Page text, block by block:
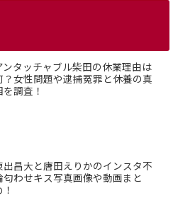
ンタッチャブル柴田の休業理由は
？女性問題や逮捕冤罪と休養の真
を調査！
出昌大と唐田えりかのインスタ不
匂わせキス写真画像や動画まと
！